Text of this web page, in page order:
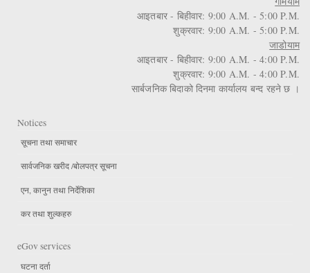
आइतबार - बिहीवार: 9:00 A.M. - 5:00 P.M.
शुक्रवार: 9:00 A.M. - 5:00 P.M.
जाडोयाम
आइतबार - बिहीवार: 9:00 A.M. - 4:00 P.M.
शुक्रवार: 9:00 A.M. - 4:00 P.M.
सार्बजनिक बिदाको दिनमा कार्यालय बन्द रहने छ ।
Notices
सूचना तथा समाचार
सार्वजनिक खरीद /बोलपत्र सूचना
एन, कानुन तथा निर्देशिका
कर तथा शुल्कहरु
eGov services
घटना दर्ता